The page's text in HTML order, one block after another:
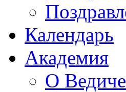
Календарь
Академия
О